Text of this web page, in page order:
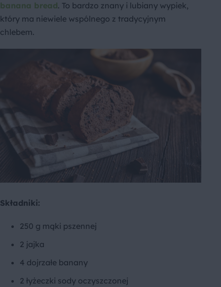
banana bread. To bardzo znany i lubiany wypiek,
który ma niewiele wspólnego z tradycyjnym
chlebem.
Składniki:
250 g mąki pszennej
2 jajka
4 dojrzałe banany
2 łyżeczki sody oczyszczonej